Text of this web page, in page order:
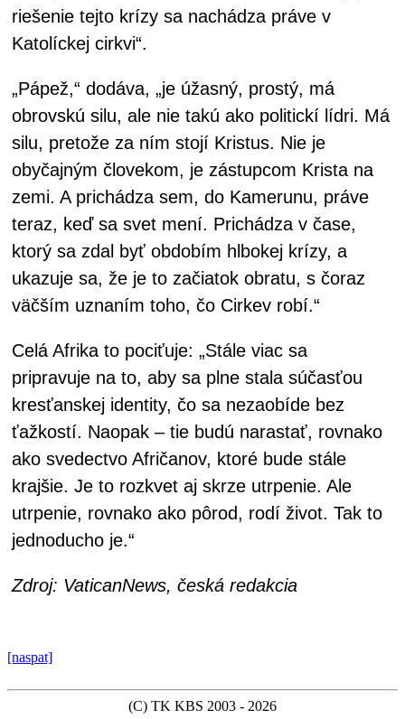
riešenie tejto krízy sa nachádza práve v
Katolíckej cirkvi“.
„Pápež,“ dodáva, „je úžasný, prostý, má
obrovskú silu, ale nie takú ako politickí lídri. Má
silu, pretože za ním stojí Kristus. Nie je
obyčajným človekom, je zástupcom Krista na
zemi. A prichádza sem, do Kamerunu, práve
teraz, keď sa svet mení. Prichádza v čase,
ktorý sa zdal byť obdobím hlbokej krízy, a
ukazuje sa, že je to začiatok obratu, s čoraz
väčším uznaním toho, čo Cirkev robí.“
Celá Afrika to pociťuje: „Stále viac sa
pripravuje na to, aby sa plne stala súčasťou
kresťanskej identity, čo sa nezaobíde bez
ťažkostí. Naopak – tie budú narastať, rovnako
ako svedectvo Afričanov, ktoré bude stále
krajšie. Je to rozkvet aj skrze utrpenie. Ale
utrpenie, rovnako ako pôrod, rodí život. Tak to
jednoducho je.“
Zdroj: VaticanNews, česká redakcia
[naspat]
(C) TK KBS 2003 - 2026